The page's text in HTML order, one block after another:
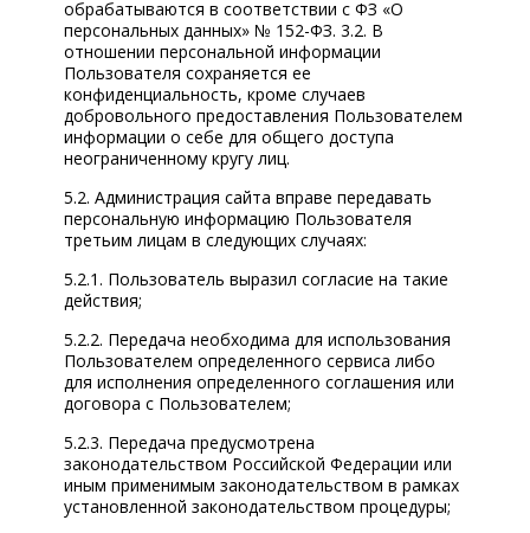
обрабатываются в соответствии с ФЗ «О
персональных данных» № 152-ФЗ. 3.2. В
отношении персональной информации
Пользователя сохраняется ее
конфиденциальность, кроме случаев
добровольного предоставления Пользователем
информации о себе для общего доступа
неограниченному кругу лиц.
5.2. Администрация сайта вправе передавать
персональную информацию Пользователя
третьим лицам в следующих случаях:
5.2.1. Пользователь выразил согласие на такие
действия;
5.2.2. Передача необходима для использования
Пользователем определенного сервиса либо
для исполнения определенного соглашения или
договора с Пользователем;
5.2.3. Передача предусмотрена
законодательством Российской Федерации или
иным применимым законодательством в рамках
установленной законодательством процедуры;